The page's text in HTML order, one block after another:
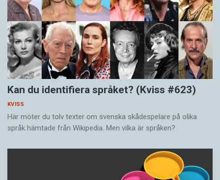
Kan du identifiera språket? (Kviss #623)
KVISS
Här möter du tolv texter om svenska skådespelare på olika
språk hämtade från Wikipedia. Men vilka är språken?